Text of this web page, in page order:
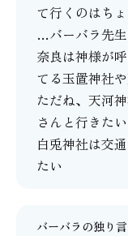
て行くのはち
…バーバラ先
奈良は神様が
てる玉置神社
ただね、天河
さんと行きたい
白兎神社は交
たい
バーバラの独り言